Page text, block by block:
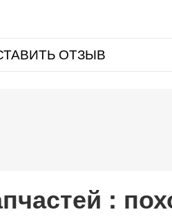
ОТЗЫВ
: